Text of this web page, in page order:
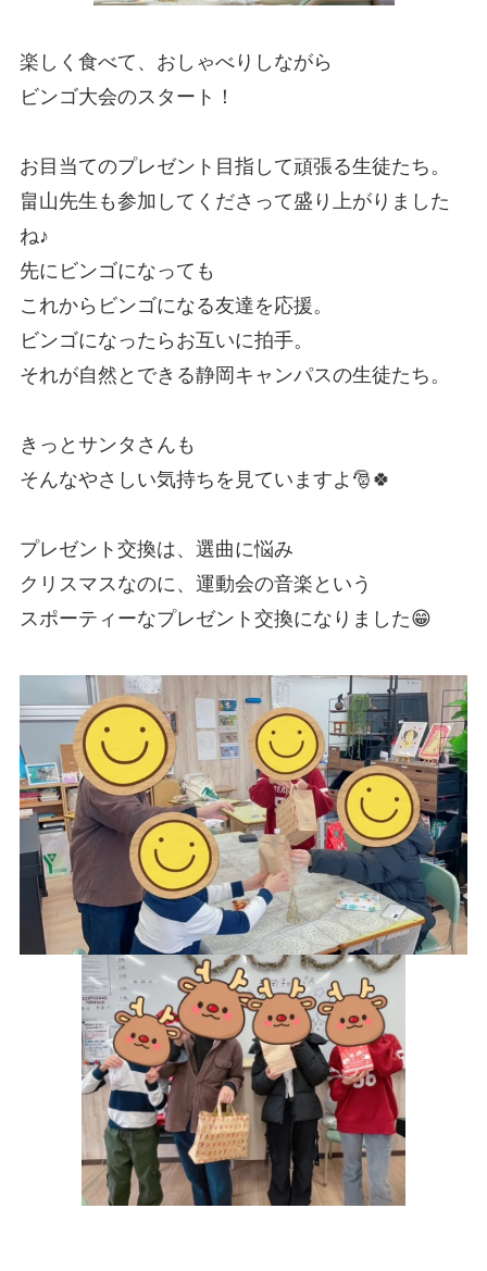
楽しく食べて、おしゃべりしながら
ビンゴ大会のスタート！
お目当てのプレゼント目指して頑張る生徒たち。
畠山先生も参加してくださって盛り上がりました
ね♪
先にビンゴになっても
これからビンゴになる友達を応援。
ビンゴになったらお互いに拍手。
それが自然とできる静岡キャンパスの生徒たち。
きっとサンタさんも
そんなやさしい気持ちを見ていますよ🎅🍀
プレゼント交換は、選曲に悩み
クリスマスなのに、運動会の音楽という
スポーティーなプレゼント交換になりました😁